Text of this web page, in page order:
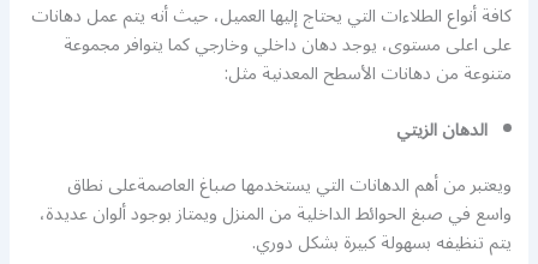
كافة أنواع الطلاءات التي يحتاج إليها العميل، حيث أنه يتم عمل دهانات
على اعلى مستوى، يوجد دهان داخلي وخارجي كما يتوافر مجموعة
متنوعة من دهانات الأسطح المعدنية مثل:
الدهان الزيتي
ويعتبر من أهم الدهانات التي يستخدمها صباغ العاصمةعلى نطاق
واسع في صبغ الحوائط الداخلية من المنزل ويمتاز بوجود ألوان عديدة،
يتم تنظيفه بسهولة كبيرة بشكل دوري.